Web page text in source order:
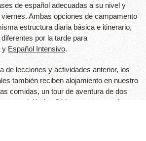
de español adecuadas a su nivel y
Ambas opciones de campamento
estructura diaria básica e itinerario,
por la tarde para
y Español Intensivo.
de lecciones y actividades anterior, los
también reciben alojamiento en nuestro
comidas, un tour de aventura de dos
supervisión las 24 horas y seguro de